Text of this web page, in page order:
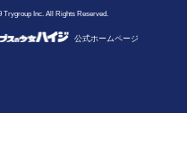
Trygroup Inc. All Rights Reserved.
公式ホームページ